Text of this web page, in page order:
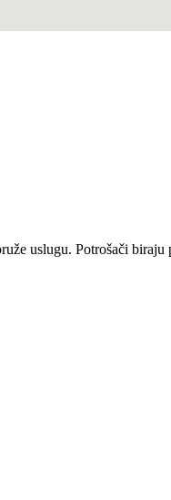
uslugu. Potrošači